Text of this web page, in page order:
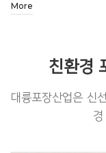
More
친환경
대륭포장산업은 신